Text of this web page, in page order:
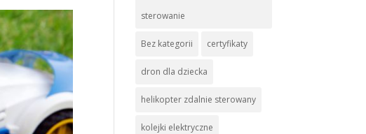
sterowanie
Bez kategorii certyfikaty
dron dla dziecka
helikopter zdalnie sterowany
kolejki elektryczne